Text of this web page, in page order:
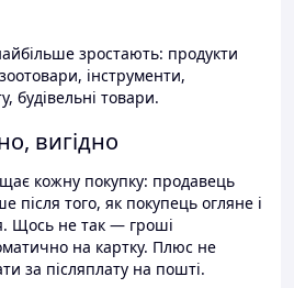
зростають: продукти
інструменти,
будівельні товари.
вигідно
кожну покупку: продавець
після того, як покупець огляне і
Щось не так — гроші
на картку. Плюс не
за післяплату на пошті.